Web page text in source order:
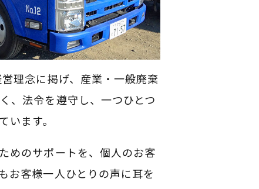
理念に掲げ、産業・一般廃棄
、法令を遵守し、一つひとつ
ます。
めのサポートを、個人のお客
お客様一人ひとりの声に耳を